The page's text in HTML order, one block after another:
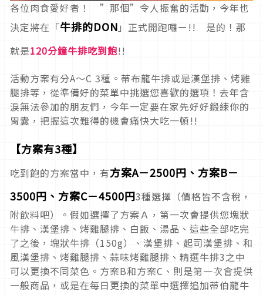
各位肉食愛好者！ ”那個”令人振奮的活動，今年也
決定將在「牛排的DON 」正式開跑囉ー!! 是的！那
就是120分鐘牛排吃到飽!!
活動方案有分A～C 3種。蒂布龍牛排或是漢堡排、烤雞
腿排等，從準備好的菜單中挑選您喜歡的選項！去年含
淚無法參加的朋友們，今年一定要在家先好好鍛練你的
胃囊，把握這次難得的機會痛快大吃一頓!!
【方案有3種】
吃到飽的方案當中，有方案A－2500円、方案B－
3500円、方案C－4500円3種選擇（價格皆不含稅，
附飲料吧）。假如選擇了方案Ａ，第一次會提供您塊狀
牛排、漢堡排、烤雞腿排、白飯、湯品、這些全部吃完
了之後，塊狀牛排（150g）、漢堡排、起司漢堡排、和
風漢堡排、烤雞腿排、蒜味烤雞腿排、精選牛排3之中
可以更換不同菜色。方案B和方案C、則是第一次會提供
一般商品，或是在每日更換的菜單中選擇追加蒂伯龍牛